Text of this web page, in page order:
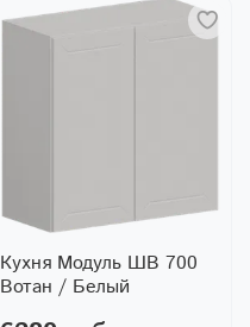
Кухня Модуль ШВ 700
Вотан / Белый